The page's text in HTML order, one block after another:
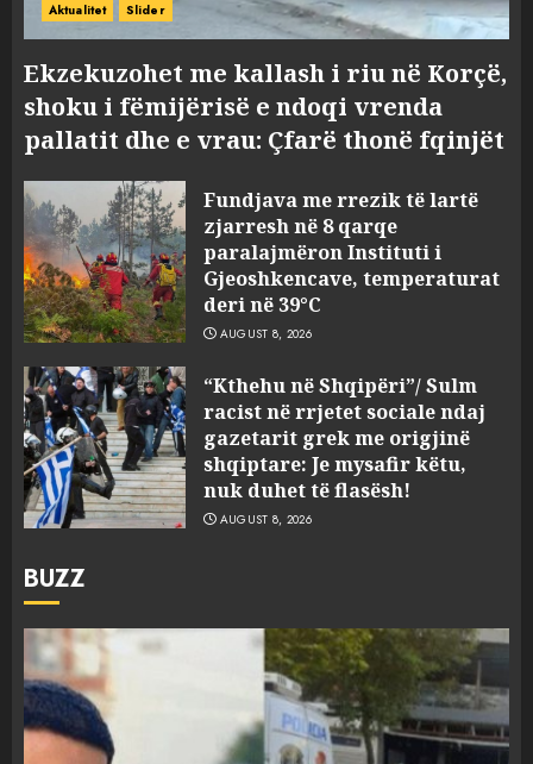
Aktualitet Slider
Ekzekuzohet me kallash i riu në Korçë,
shoku i fëmijërisë e ndoqi vrenda
pallatit dhe e vrau: Çfarë thonë fqinjët
Fundjava me rrezik të lartë
zjarresh në 8 qarqe
paralajmëron Instituti i
Gjeoshkencave, temperaturat
deri në 39°C
AUGUST 8, 2026
“Kthehu në Shqipëri”/ Sulm
racist në rrjetet sociale ndaj
gazetarit grek me origjinë
shqiptare: Je mysafir këtu,
nuk duhet të flasësh!
AUGUST 8, 2026
BUZZ